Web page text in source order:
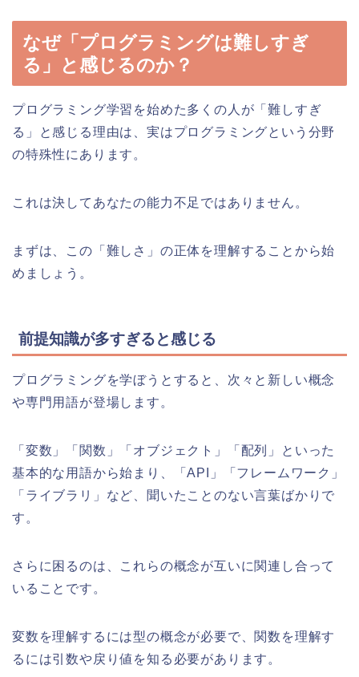
なぜ「プログラミングは難しすぎ
る」と感じるのか？
プログラミング学習を始めた多くの人が「難しすぎ
る」と感じる理由は、実はプログラミングという分野
の特殊性にあります。
これは決してあなたの能力不足ではありません。
まずは、この「難しさ」の正体を理解することから始
めましょう。
前提知識が多すぎると感じる
プログラミングを学ぼうとすると、次々と新しい概念
や専門用語が登場します。
「変数」「関数」「オブジェクト」「配列」といった
基本的な用語から始まり、「API」「フレームワーク」
「ライブラリ」など、聞いたことのない言葉ばかりで
す。
さらに困るのは、これらの概念が互いに関連し合って
いることです。
変数を理解するには型の概念が必要で、関数を理解す
るには引数や戻り値を知る必要があります。